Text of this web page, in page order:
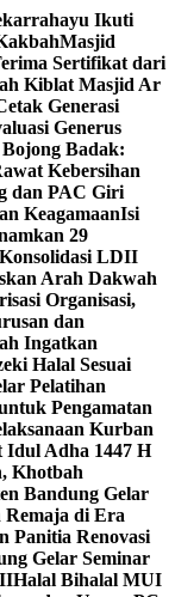
Ikuti
Masjid
Sertifikat dari
Kiblat Masjid Ar
Generasi
Generus
Badak:
Kebersihan
dan PAC Giri
KeagamaanIsi
29
Konsolidasi LDII
Arah Dakwah
Organisasi,
dan
Ingatkan
Halal Sesuai
Pelatihan
Pengamatan
Kurban
Idul Adha 1447 H
Khotbah
Bandung Gelar
Remaja di Era
Panitia Renovasi
Gelar Seminar
Halal Bihalal MUI